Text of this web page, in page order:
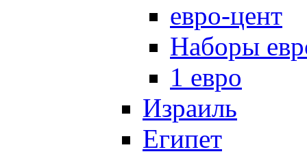
евро-цент
Наборы
1 евро
Израиль
Египет